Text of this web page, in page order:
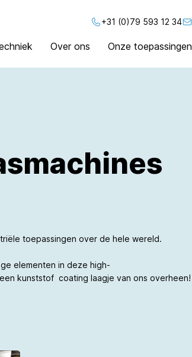
+31 (0)79 593 12 34
Over ons Onze toepassingen
toepassingen over de hele wereld.
elementen in deze high-
kunststof coating laagje van ons overheen!